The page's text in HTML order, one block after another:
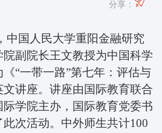
分享：
中国人民大学重阳金融研究
副院长王文教授为中国科学
“一带一路”第七年：评估与
讲座。讲座由国际教育联合
学院主办，国际教育党委书
次活动。中外师生共计100